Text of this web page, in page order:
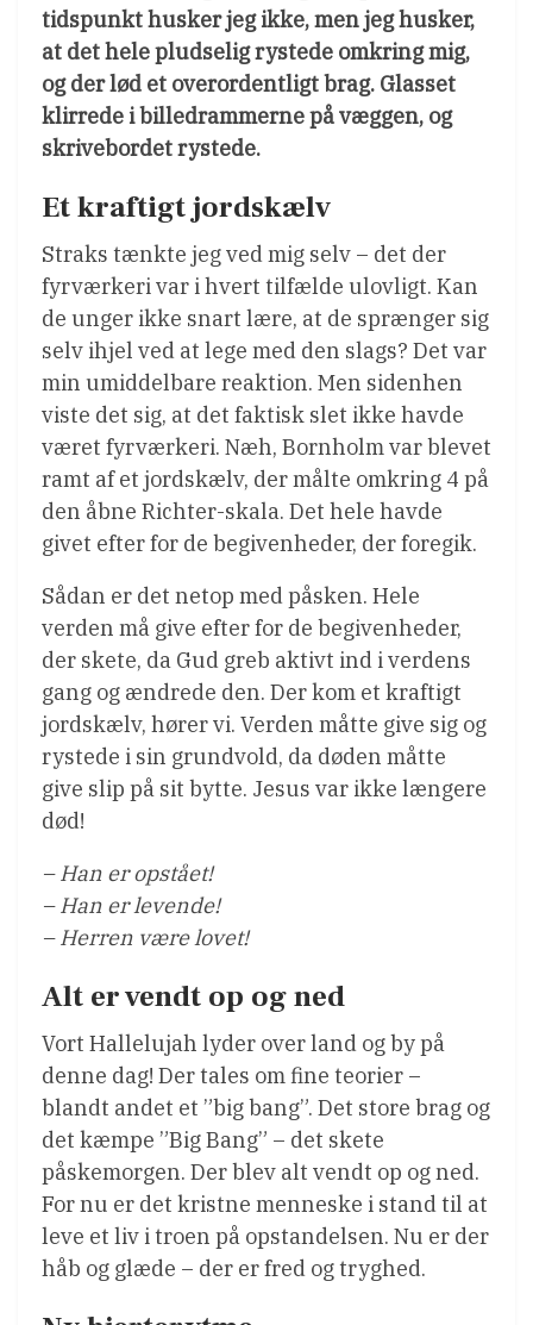
tidspunkt husker jeg ikke, men jeg husker,
at det hele pludselig rystede omkring mig,
og der lød et overordentligt brag. Glasset
klirrede i billedrammerne på væggen, og
skrivebordet rystede.
Et kraftigt jordskælv
Straks tænkte jeg ved mig selv – det der
fyrværkeri var i hvert tilfælde ulovligt. Kan
de unger ikke snart lære, at de sprænger sig
selv ihjel ved at lege med den slags? Det var
min umiddelbare reaktion. Men sidenhen
viste det sig, at det faktisk slet ikke havde
været fyrværkeri. Næh, Bornholm var blevet
ramt af et jordskælv, der målte omkring 4 på
den åbne Richter-skala. Det hele havde
givet efter for de begivenheder, der foregik.
Sådan er det netop med påsken. Hele
verden må give efter for de begivenheder,
der skete, da Gud greb aktivt ind i verdens
gang og ændrede den. Der kom et kraftigt
jordskælv, hører vi. Verden måtte give sig og
rystede i sin grundvold, da døden måtte
give slip på sit bytte. Jesus var ikke længere
død!
– Han er opstået!
– Han er levende!
– Herren være lovet!
Alt er vendt op og ned
Vort Hallelujah lyder over land og by på
denne dag! Der tales om fine teorier –
blandt andet et ”big bang”. Det store brag og
det kæmpe ”Big Bang” – det skete
påskemorgen. Der blev alt vendt op og ned.
For nu er det kristne menneske i stand til at
leve et liv i troen på opstandelsen. Nu er der
håb og glæde – der er fred og tryghed.